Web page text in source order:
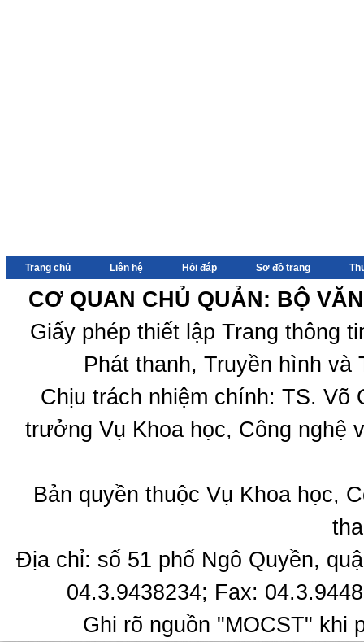
Trang chủ Liên hệ Hỏi đáp Sơ đồ trang
CƠ QUAN CHỦ QUẢN: BỘ
Giấy phép thiết lập Trang thông
Phát thanh, Truyền hình
Chịu trách nhiệm chính: TS.
trưởng Vụ Khoa học, Công nghệ
Bản quyền thuộc Vụ Khoa học,
Địa chỉ: số 51 phố Ngô Quyền,
04.3.9438234; Fax:
Ghi rõ nguồn "MOCST" khi